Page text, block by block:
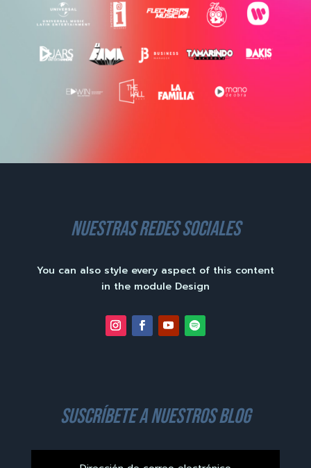
nuestras redes sociales
You can also style every aspect of this content
in the module Design
suscríbete a nuestros blog